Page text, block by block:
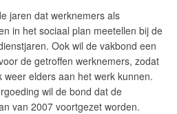
jaren dat werknemers als
in het sociaal plan meetellen bij de
Ook wil de vakbond een
de getroffen werknemers, zodat
elders aan het werk kunnen.
wil de bond dat de
van 2007 voortgezet worden.